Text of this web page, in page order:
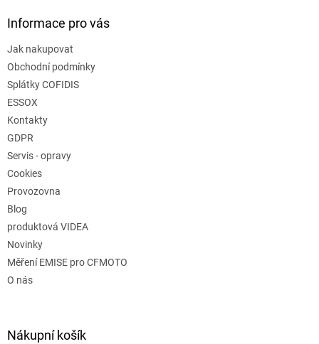
Informace pro vás
Jak nakupovat
Obchodní podmínky
Splátky COFIDIS
ESSOX
Kontakty
GDPR
Servis - opravy
Cookies
Provozovna
Blog
produktová VIDEA
Novinky
Měření EMISE pro CFMOTO
O nás
Nákupní košík